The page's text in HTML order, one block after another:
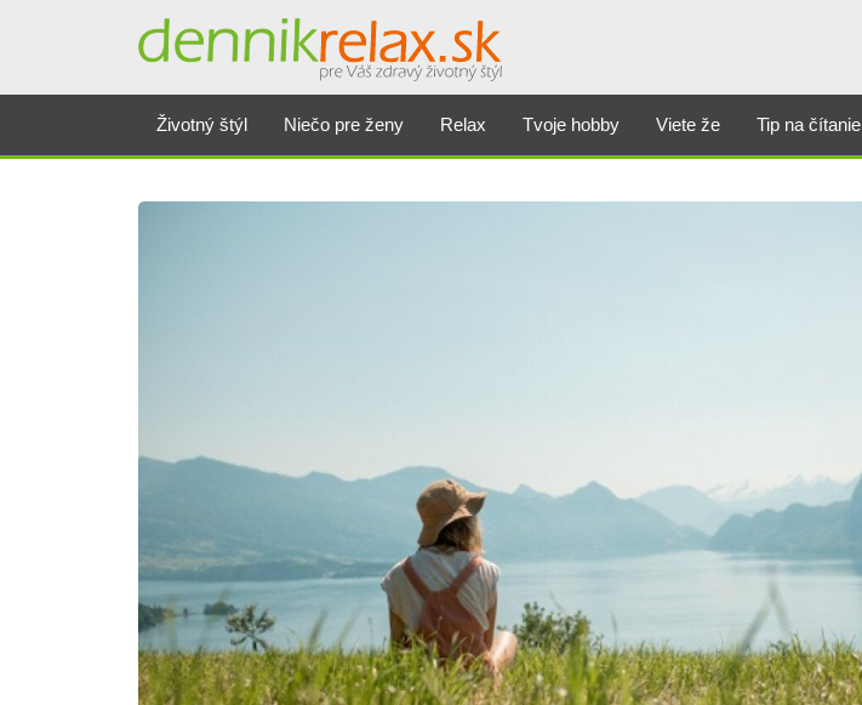
Životný štýl Niečo pre ženy Relax Tvoje hobby Viete že Tip na čítanie